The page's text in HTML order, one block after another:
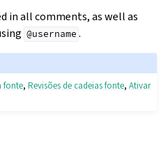
in all comments, as well as
@username .
fonte,Revisões de cadeias fonte,Ativar